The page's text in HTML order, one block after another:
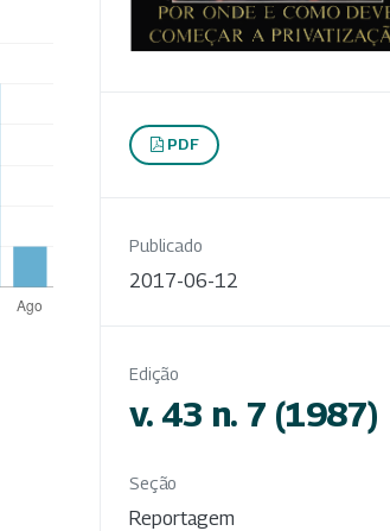
PDF
Publicado
2017-06-12
Edição
v. 43 n. 7 (1987)
Seção
Reportagem